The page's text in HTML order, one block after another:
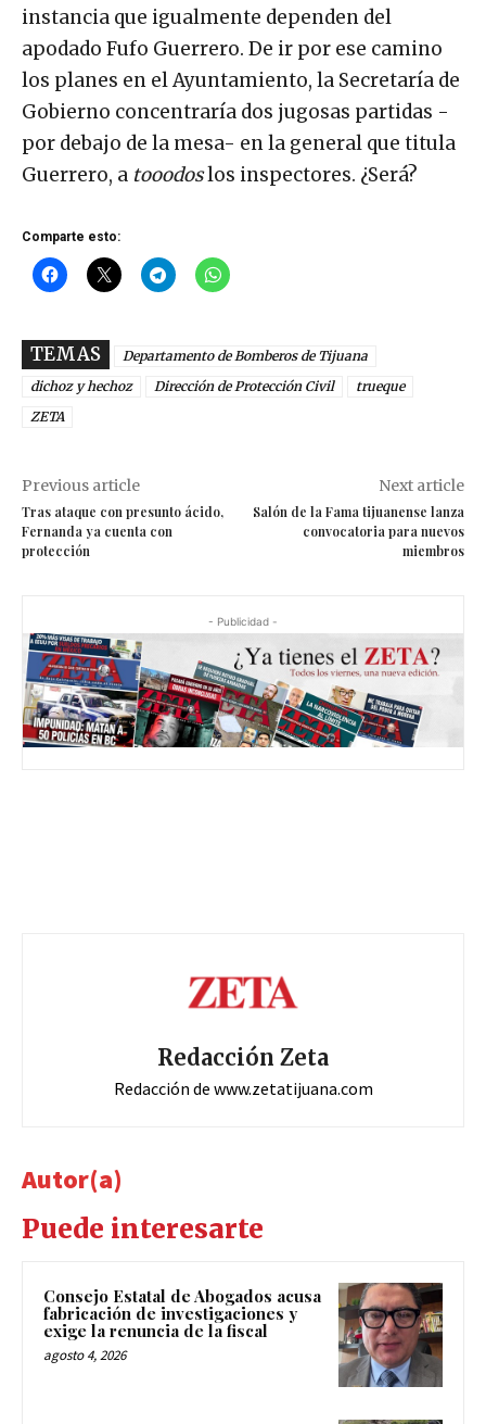
instancia que igualmente dependen del
apodado Fufo Guerrero. De ir por ese camino
los planes en el Ayuntamiento, la Secretaría de
Gobierno concentraría dos jugosas partidas -
por debajo de la mesa- en la general que titula
Guerrero, a tooodoslos inspectores. ¿Será?
Comparte esto:
TEMAS
Departamento de Bomberos de Tijuana
dichoz y hechoz
Dirección de Protección Civil
trueque
ZETA
Previous article
Tras ataque con presunto ácido,
Fernanda ya cuenta con
protección
Next article
Salón de la Fama tijuanense lanza
convocatoria para nuevos
miembros
- Publicidad -
Redacción Zeta
Redacción de www.zetatijuana.com
Autor(a)
Puede interesarte
Consejo Estatal de Abogados acusa
fabricación de investigaciones y
exige la renuncia de la fiscal
agosto 4, 2026